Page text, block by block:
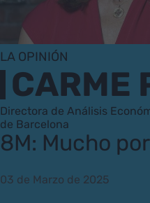
LA OPINIÓN
CARME
Directora de Análisis
de Barcelona
8M: Mucho
03 de Marzo de 2025